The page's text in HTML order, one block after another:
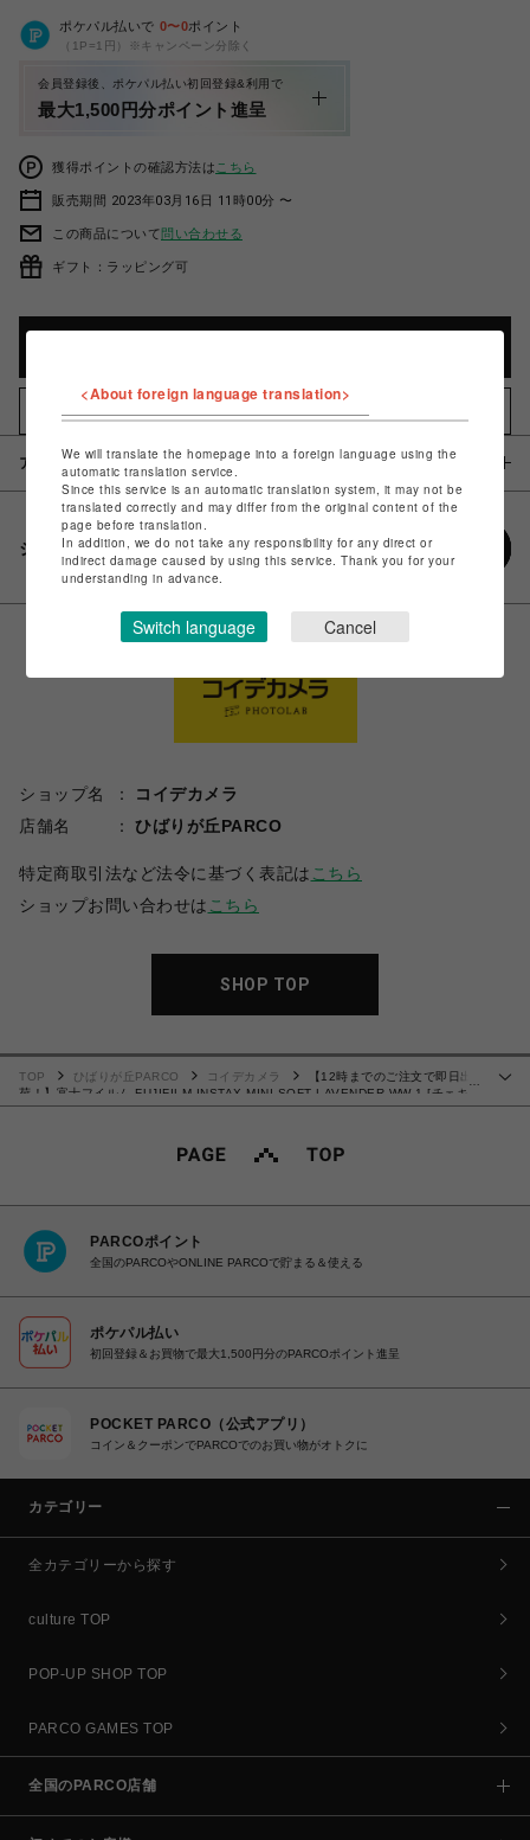
ポケパル払いで 0〜0ポイント
（1P=1円）※キャンペーン分除く
会員登録後、ポケパル払い初回登録&利用で
最大1,500円分ポイント進呈
獲得ポイントの確認方法は こちら
販売期間 2023年03月16日 11時00分 〜
この商品について問い合わせる
ギフト：ラッピング可
アイテム説明 / 素材
シェアする
ショップ名
コイデカメラ
店舗名
ひばりが丘PARCO
特定商取引法など法令に基づく表記は こちら
ショップお問い合わせは こちら
SHOP TOP
…
TOP ひばりが丘PARCO コイデカメラ
【12時までのご注文で即日出
荷！】富士フイルム FUJIFILM INSTAX MINI SOFT LAVENDER WW 1 [チェキ
instax mini 専用フィルム ソフト ラベンダー 10枚入り] 絵柄チェキフィルム
PARCOポイント
全国のPARCOやONLINE PARCOで貯まる＆使える
ポケパル払い
初回登録＆お買物で最大1,500円分のPARCOポイント進呈
POCKET PARCO（公式アプリ）
コイン＆クーポンでPARCOでのお買い物がオトクに
カテゴリー
全カテゴリーから探す
culture TOP
POP-UP SHOP TOP
PARCO GAMES TOP
全国のPARCO店舗
<About foreign language translation>
We will translate the homepage into a foreign language using the
automatic translation service.
Since this service is an automatic translation system, it may not be
translated correctly and may differ from the original content of the
page before translation.
In addition, we do not take any responsibility for any direct or
indirect damage caused by using this service. Thank you for your
understanding in advance.
Switch language Cancel